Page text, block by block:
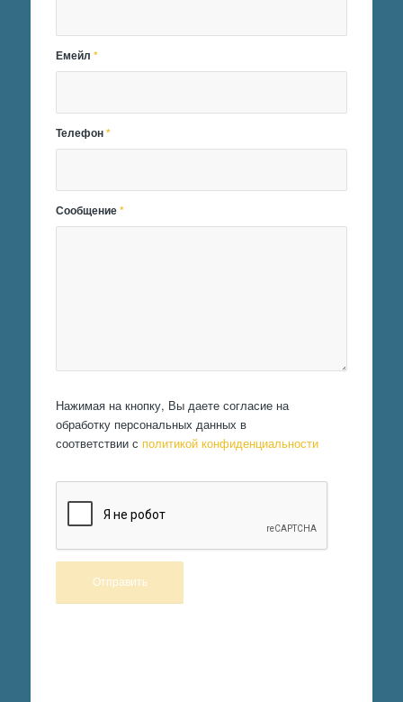
Емейл*
Телефон*
Сообщение*
Нажимая на кнопку, Вы даете согласие на
обработку персональных данных в
соответствии с политикой конфиденциальности